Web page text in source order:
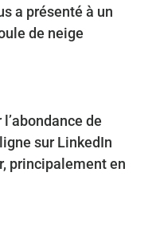
a présenté à un
de neige
de
sur LinkedIn
principalement en